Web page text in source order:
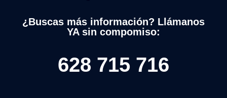
¿Buscas más información? Llámanos
YA sin compomiso:
628 715 716